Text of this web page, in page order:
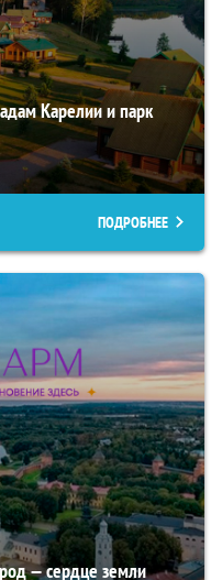
Карелии и парк
ПОДРОБНЕЕ
— сердце земли